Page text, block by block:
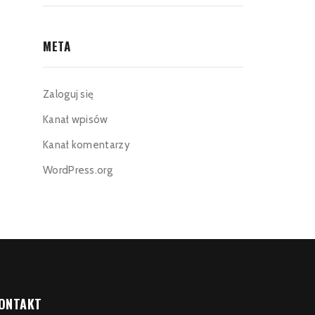
META
Zaloguj się
Kanał wpisów
Kanał komentarzy
WordPress.org